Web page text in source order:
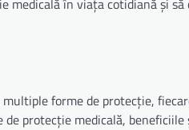
medicală în viața cotidiană și
forme de protecție,
protecție medicală,